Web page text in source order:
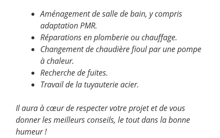
Aménagement de salle de bain, y compris
adaptation PMR.
Réparations en plomberie ou chauffage.
Changement de chaudière fioul par une pompe
à chaleur.
Recherche de fuites.
Travail de la tuyauterie acier.
Il aura à cœur de respecter votre projet et de vous
donner les meilleurs conseils, le tout dans la bonne
humeur !